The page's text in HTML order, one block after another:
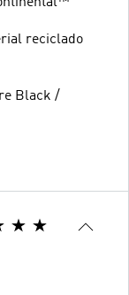
reciclado
Black /